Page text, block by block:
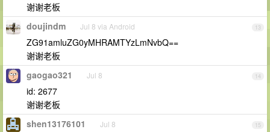
谢谢老板
13
doujindm Jul 8 via Android
ZG91amluZG0yMHRAMTYzLmNvbQ==
谢谢老板
14
gaogao321 Jul 8
id: 2677
谢谢老板
15
shen13176101 Jul 8